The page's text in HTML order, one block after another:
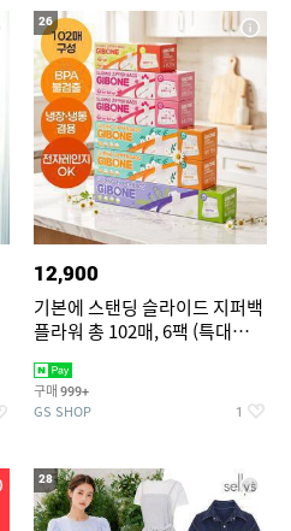
26
12,900
기본에 스탠딩 슬라이드 지퍼백
플라워 총 102매, 6팩 (특대
구매 999+
GS SHOP 1
28